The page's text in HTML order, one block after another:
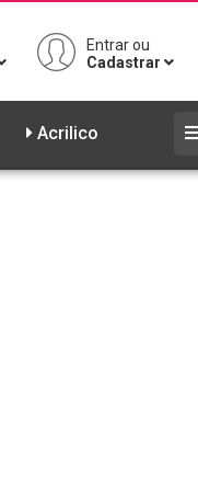
Entrar ou
Cadastrar
Acrilico